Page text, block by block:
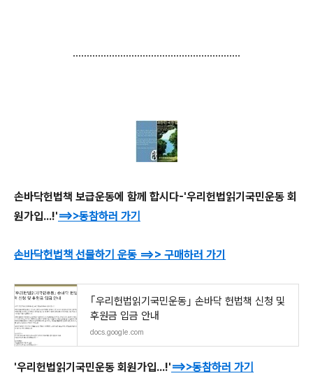
............................................................
손바닥헌법책 보급운동에 함께 합시다-'우리헌법읽기국민운동 회
원가입...!'==>>동참하러 가기
손바닥헌법책 선물하기 운동 ==>> 구매하러 가기
｢우리헌법읽기국민운동｣ 손바닥 헌법책 신청 및
후원금 입금 안내
docs.google.com
'우리헌법읽기국민운동 회원가입...!'==>>동참하러 가기